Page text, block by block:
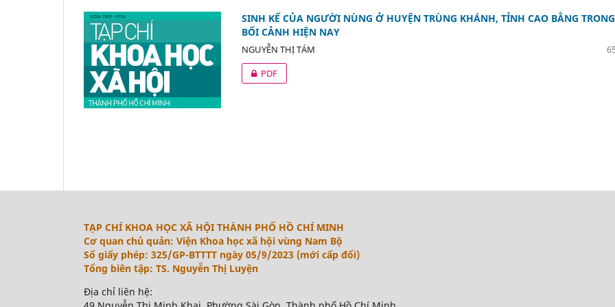
SINH KẾ CỦA NGƯỜI NÙNG Ở HUYỆN TRÙNG KHÁNH, TỈNH CAO BẰNG TRONG
BỐI CẢNH HIỆN NAY
NGUYỄN THỊ TÁM
PDF
TẠP CHÍ KHOA HỌC XÃ HỘI THÀNH PHỐ HỒ CHÍ MINH
Cơ quan chủ quản: Viện Khoa học xã hội vùng Nam Bộ
Số giấy phép: 325/GP-BTTTT ngày 05/9/2023 (mới cấp đổi)
Tổng biên tập: TS. Nguyễn Thị Luyện
Địa chỉ liên hệ: